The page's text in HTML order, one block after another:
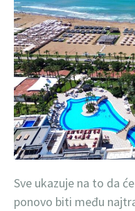
Sve ukazuje na to da
ponovo biti među